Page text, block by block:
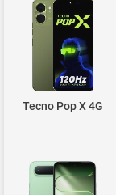
Tecno Pop X 4G